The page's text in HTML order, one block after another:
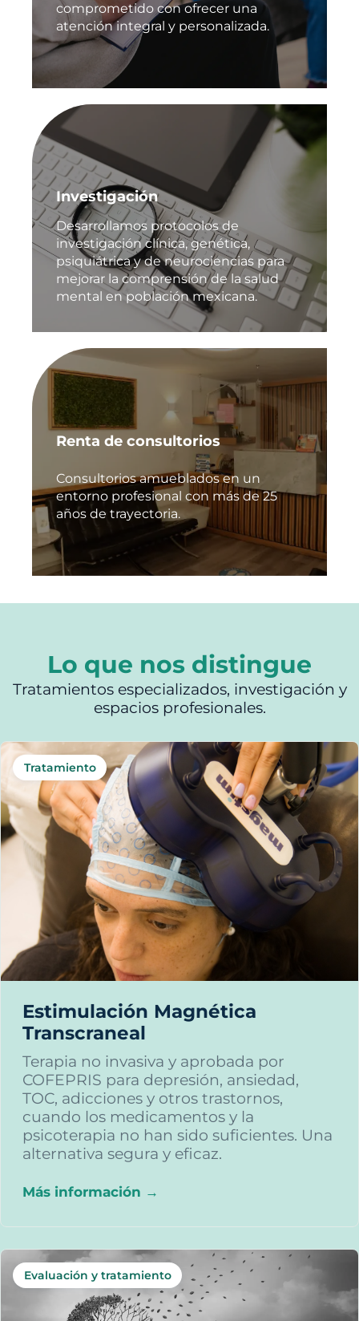
comprometido con ofrecer una
atención integral y personalizada.
Investigación
Desarrollamos protocolos de
investigación clínica, genética,
psiquiátrica y de neurociencias para
mejorar la comprensión de la salud
mental en población mexicana.
Renta de consultorios
Consultorios amueblados en un
entorno profesional con más de 25
años de trayectoria.
Lo que nos distingue
Tratamientos especializados, investigación y
espacios profesionales.
Tratamiento
Estimulación Magnética
Transcraneal
Terapia no invasiva y aprobada por
COFEPRIS para depresión, ansiedad,
TOC, adicciones y otros trastornos,
cuando los medicamentos y la
psicoterapia no han sido suficientes. Una
alternativa segura y eficaz.
Más información →
Evaluación y tratamiento